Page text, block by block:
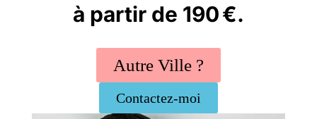
à partir de 190 €.
Autre Ville ?
Contactez-moi